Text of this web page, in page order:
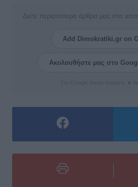
Δείτε περισσότερα άρθρα μας στα
Add Dimokratiki.gr on
Ακολουθήστε μας στο